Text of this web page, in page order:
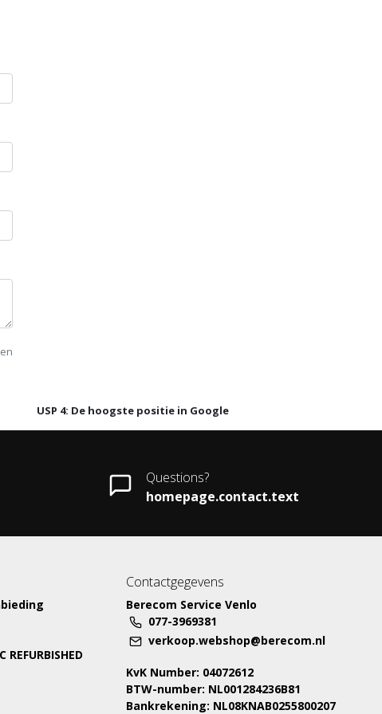
USP 4: De hoogste positie in Google
Questions?
homepage.contact.text
Contactgegevens
Berecom Service Venlo
077-3969381
verkoop.webshop@berecom.nl
KvK Number: 04072612
BTW-number: NL001284236B81
Bankrekening: NL08KNAB0255800207